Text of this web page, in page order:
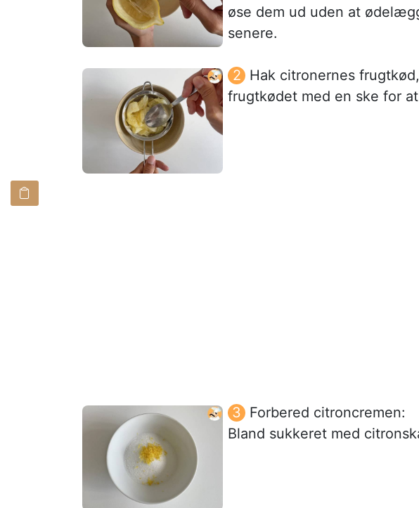
øse dem ud uden at
senere.
Hak citronernes
frugtkødet med en ske for
Forbered citroncremen:
Bland sukkeret med